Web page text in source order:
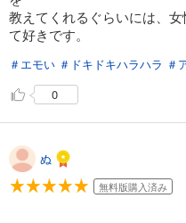
教えてくれるぐらいには、
て好きです。
＃エモい ＃ドキドキハラハラ ＃
0
ぬ
無料版購入済み